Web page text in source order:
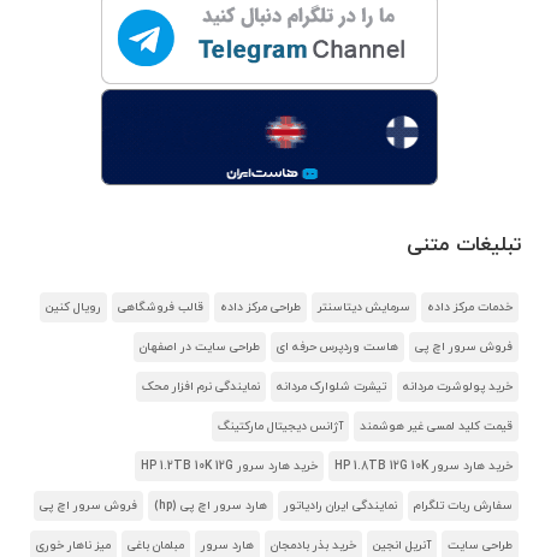
تبلیغات متنی
خدمات مرکز داده سرمایش دیتاسنتر طراحی مرکز داده قالب فروشگاهی رویال کنین
فروش سرور اچ پی هاست وردپرس حرفه ای طراحی سایت در اصفهان
خرید پولوشرت مردانه تیشرت شلوارک مردانه نمایندگی نرم افزار محک
قیمت کلید لمسی غیر هوشمند آژانس دیجیتال مارکتینگ
خرید هارد سرور HP 1.8TB 12G 10K خرید هارد سرور HP 1.2TB 10K 12G
سفارش ربات تلگرام نمایندگی ایران رادیاتور هارد سرور اچ پی (hp) فروش سرور اچ پی
طراحی سایت آنریل انجین خرید بذر بادمجان هارد سرور مبلمان باغی میز ناهار خوری